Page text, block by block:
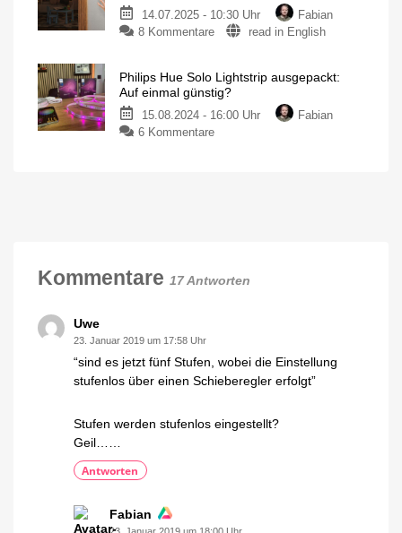
günstiger
von
Nobilia
Hue
Premium-
oder
14.07.2025 - 10:30 Uhr
Fabian
8 Kommentarezu
Philips
Hue
Smart
Button
read in English
Philips Hue Solo Lightstrip ausgepackt:
Auf einmal günstig?
15.08.2024 - 16:00 Uhr
Fabian
6 Kommentarezu
Lightstrip
Kommentare 17 Antworten
Uwe
23. Januar 2019 um 17:58 Uhr
“sind es jetzt fünf Stufen, wobei die Einstellung
stufenlos über einen Schieberegler erfolgt”
Stufen werden stufenlos eingestellt?
Geil……
Antworten
Fabian